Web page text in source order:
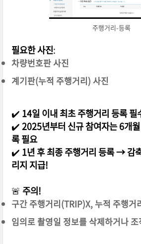
주행거리-등록
필요한 사진:
차량번호판 사진
계기판(누적 주행거리) 사진
✔️ 14일 이내 최초 주행거리 등록 필
✔️2025년부터 신규 참여자는 6개
록 필요
✔️ 1년 후 최종 주행거리 등록 → 감
리지 지급!
🚨 주의!
구간 주행거리(TRIP)X, 누적 주행거
임의로 촬영일 정보를 삭제하거나